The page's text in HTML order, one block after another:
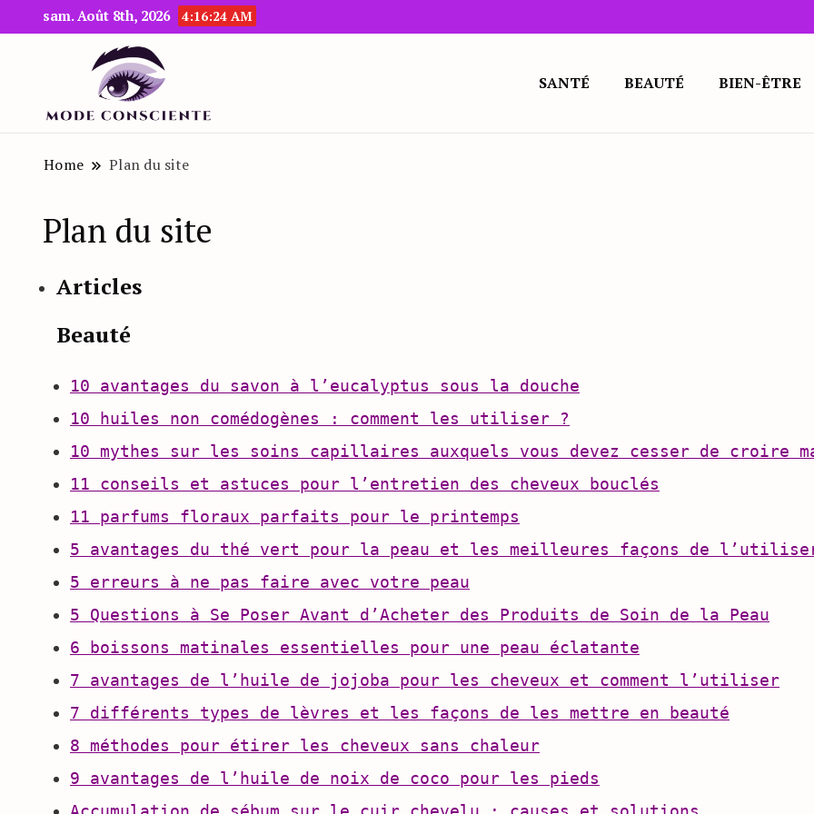
sam. Août 8th, 2026 4:16:25 AM
SANTÉ BEAUTÉ BIEN-ÊTRE
Home Plan du site
Plan du site
Articles
Beauté
10 avantages du savon à l’eucalyptus sous la douche
10 huiles non comédogènes : comment les utiliser ?
10 mythes sur les soins capillaires auxquels vous devez cesser de croire
11 conseils et astuces pour l’entretien des cheveux bouclés
11 parfums floraux parfaits pour le printemps
5 avantages du thé vert pour la peau et les meilleures façons de
5 erreurs à ne pas faire avec votre peau
5 Questions à Se Poser Avant d’Acheter des Produits de Soin de la Peau
6 boissons matinales essentielles pour une peau éclatante
7 avantages de l’huile de jojoba pour les cheveux et comment l’utiliser
7 différents types de lèvres et les façons de les mettre en beauté
8 méthodes pour étirer les cheveux sans chaleur
9 avantages de l’huile de noix de coco pour les pieds